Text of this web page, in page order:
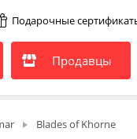
Подарочные
Продавцы
Blades of Khorne